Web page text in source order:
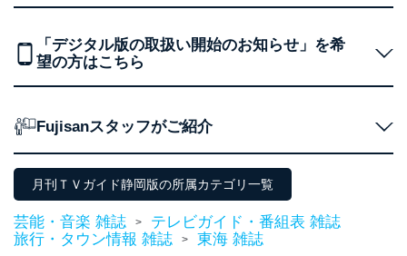
りです。
No
個人情報の種類
の方の個人情報
購入商品の配送のため
ｅメール等による商品、サービ
ス、キャンペーン等の広告の案内
のため
個人が特定できない形で取得した
閲覧履歴や購買履歴等の情報を分
応じた新商品・サービスに関する
広告のため
「デジタル版の取扱い開始のお知らせ」を希
望の方はこちら
Fujisanスタッフがご紹介
月刊ＴＶガイド静岡版の所属カテゴリ一覧
芸能・音楽 雑誌 >
テレビガイド・番組表 雑誌
旅行・タウン情報 雑誌
> 東海 雑誌